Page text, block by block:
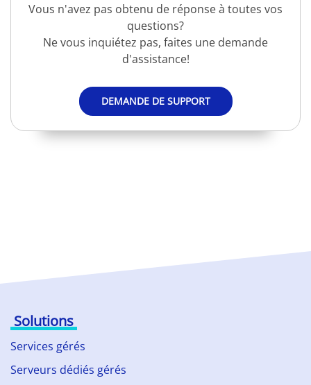
Vous n'avez pas obtenu de réponse à toutes vos
questions?
Ne vous inquiétez pas, faites une demande
d'assistance!
DEMANDE DE SUPPORT
Solutions
Services gérés
Serveurs dédiés gérés